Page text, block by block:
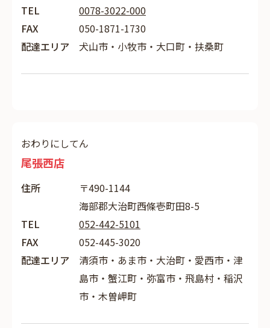
TEL
0078-3022-000
FAX
050-1871-1730
配達エリア
犬山市・小牧市・大口町・扶桑町
おわりにしてん
尾張西店
住所
〒490-1144
海部郡大治町西條壱町田8-5
TEL
052-442-5101
FAX
052-445-3020
配達エリア
清須市・あま市・大治町・愛西市・津
島市・蟹江町・弥富市・飛島村・稲沢
市・木曽岬町